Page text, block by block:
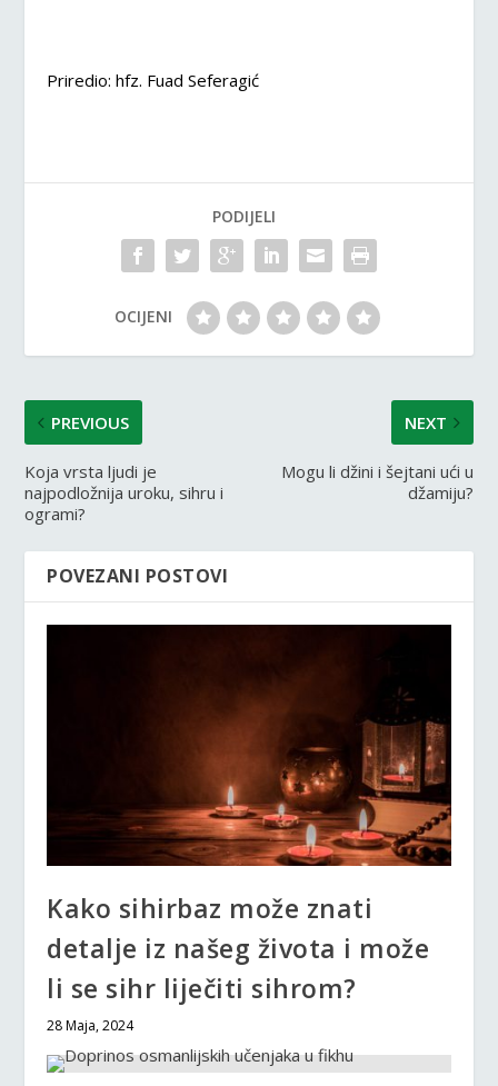
Priredio: hfz. Fuad Seferagić
PODIJELI
OCIJENI
PREVIOUS
Koja vrsta ljudi je
najpodložnija uroku, sihru i
ogrami?
NEXT
Mogu li džini i šejtani ući u
džamiju?
POVEZANI POSTOVI
Kako sihirbaz može znati
detalje iz našeg života i može
li se sihr liječiti sihrom?
28 Maja, 2024